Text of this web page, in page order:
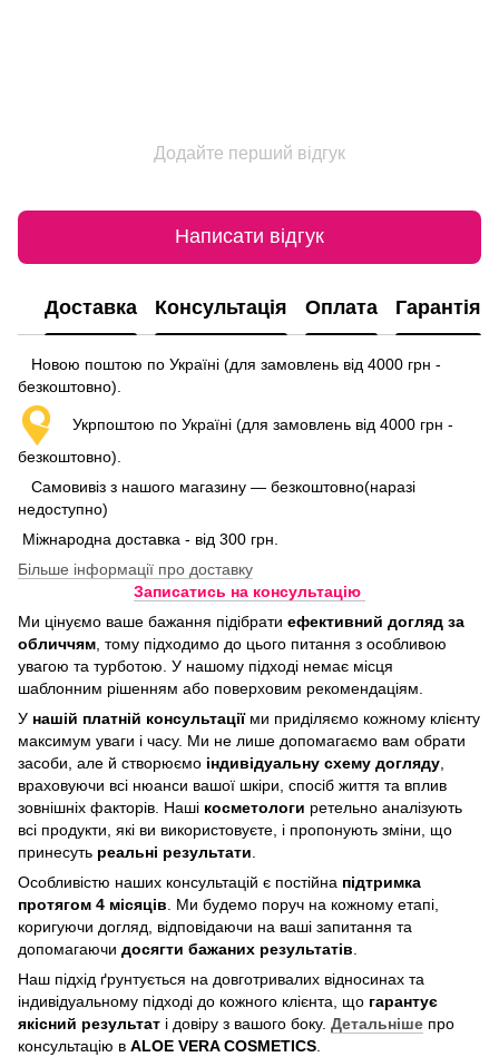
Додайте перший відгук
Написати відгук
Доставка Консультація Оплата Гарантія
Новою поштою по Україні (для замовлень від 4000 грн -
безкоштовно).
Укрпоштою по Україні (для замовлень від 4000 грн -
безкоштовно).
Самовивіз з нашого магазину — безкоштовно(наразі
недоступно)
Міжнародна доставка - від 300 грн.
Більше інформації про доставку
Записатись на консультацію
Ми цінуємо ваше бажання підібрати ефективний догляд за
обличчям , тому підходимо до цього питання з особливою
увагою та турботою. У нашому підході немає місця
шаблонним рішенням або поверховим рекомендаціям.
У нашій платній консультаціїми приділяємо кожному клієнту
максимум уваги і часу. Ми не лише допомагаємо вам обрати
засоби, але й створюємо індивідуальну схему догляду
враховуючи всі нюанси вашої шкіри, спосіб життя та вплив
зовнішніх факторів. Наші косметологи ретельно аналізують
всі продукти, які ви використовуєте, і пропонують зміни, що
принесуть реальні результати
Особливістю наших консультацій є постійна підтримка
протягом 4 місяців . Ми будемо поруч на кожному етапі,
коригуючи догляд, відповідаючи на ваші запитання та
допомагаючи досягти бажаних результатів
Наш підхід ґрунтується на довготривалих відносинах та
індивідуальному підході до кожного клієнта, що гарантує
якісний результат і довіру з вашого боку. Детальніше про
консультацію в ALOE VERA COSMETICS